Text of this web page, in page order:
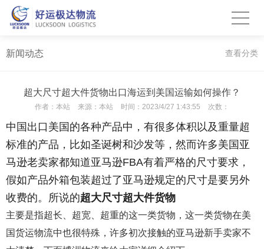
新闻动态 查看分类
超大尺寸超大件货物出口海运到美国运输如何操作？
作者： 本站 来源： 本站 时间： 2023/4/27 1:43:55 次数：
中国出口美国的各种产品中，有很多体积以及重量超
标准的产品，比如圣诞树和沙发等，然而许多美国亚
马逊老卖家都知道亚马逊FBA有着严格的尺寸要求，
假如产品外箱包装超过了亚马逊规定的尺寸是要另外
收费的。所说的超大尺寸超大件货物
主要是指超长、超宽、超重的这一类货物，这一类货物在美
国货运物流中也很特殊，许多初次接触的亚马逊新手卖家不